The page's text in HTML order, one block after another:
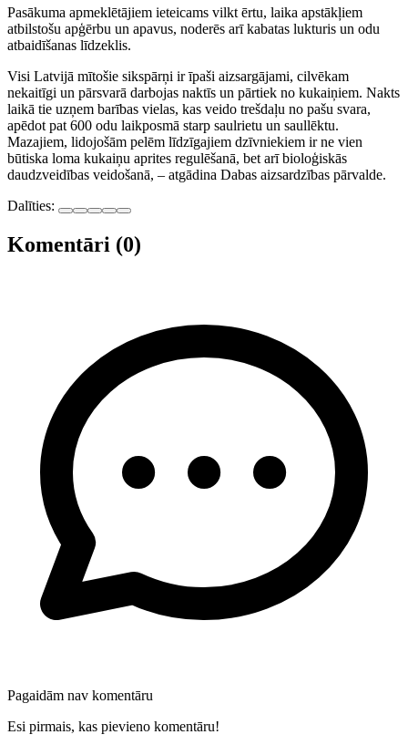
Pasākuma apmeklētājiem ieteicams vilkt ērtu, laika apstākļiem
atbilstošu apģērbu un apavus, noderēs arī kabatas lukturis un odu
atbaidīšanas līdzeklis.
Visi Latvijā mītošie sikspārņi ir īpaši aizsargājami, cilvēkam
nekaitīgi un pārsvarā darbojas naktīs un pārtiek no kukaiņiem. Nakts
laikā tie uzņem barības vielas, kas veido trešdaļu no pašu svara,
apēdot pat 600 odu laikposmā starp saulrietu un saullēktu.
Mazajiem, lidojošām pelēm līdzīgajiem dzīvniekiem ir ne vien
būtiska loma kukaiņu aprites regulēšanā, bet arī bioloģiskās
daudzveidības veidošanā, – atgādina Dabas aizsardzības pārvalde.
Dalīties:
Komentāri (0)
Pagaidām nav komentāru
Esi pirmais, kas pievieno komentāru!